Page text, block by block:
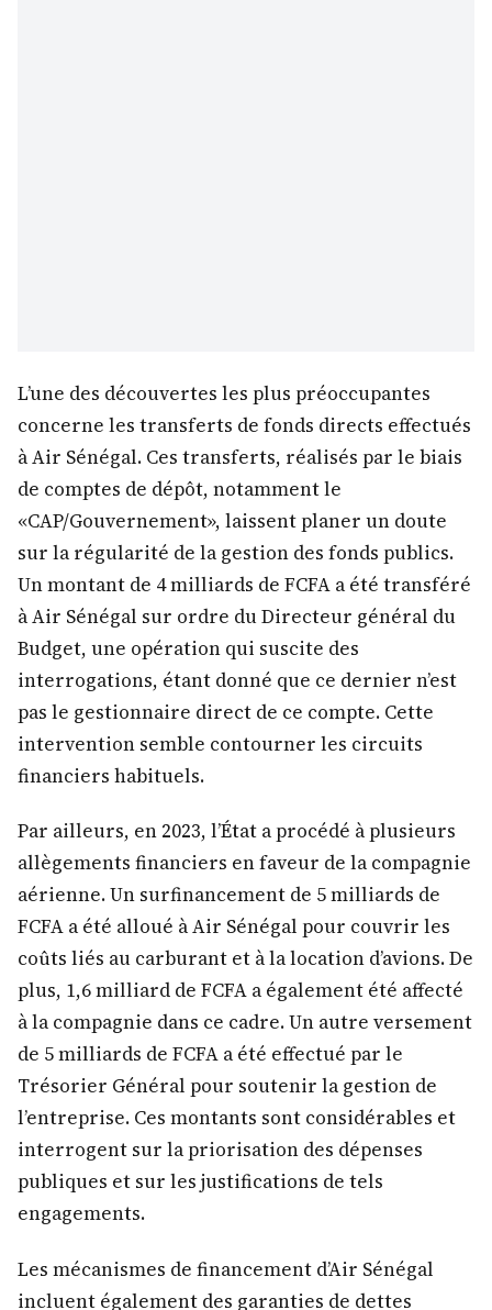
L’une des découvertes les plus préoccupantes
concerne les transferts de fonds directs effectués
à Air Sénégal. Ces transferts, réalisés par le biais
de comptes de dépôt, notamment le
«CAP/Gouvernement», laissent planer un doute
sur la régularité de la gestion des fonds publics.
Un montant de 4 milliards de FCFA a été transféré
à Air Sénégal sur ordre du Directeur général du
Budget, une opération qui suscite des
interrogations, étant donné que ce dernier n’est
pas le gestionnaire direct de ce compte. Cette
intervention semble contourner les circuits
financiers habituels.
Par ailleurs, en 2023, l’État a procédé à plusieurs
allègements financiers en faveur de la compagnie
aérienne. Un surfinancement de 5 milliards de
FCFA a été alloué à Air Sénégal pour couvrir les
coûts liés au carburant et à la location d’avions. De
plus, 1,6 milliard de FCFA a également été affecté
à la compagnie dans ce cadre. Un autre versement
de 5 milliards de FCFA a été effectué par le
Trésorier Général pour soutenir la gestion de
l’entreprise. Ces montants sont considérables et
interrogent sur la priorisation des dépenses
publiques et sur les justifications de tels
engagements.
Les mécanismes de financement d’Air Sénégal
incluent également des garanties de dettes